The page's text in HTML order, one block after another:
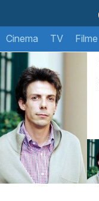
Cinema TV Filme